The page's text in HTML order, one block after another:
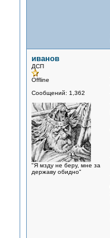
иванов
ДСП
Offline
Сообщений: 1,362
"Я мзду не беру, мне за
державу обидно"